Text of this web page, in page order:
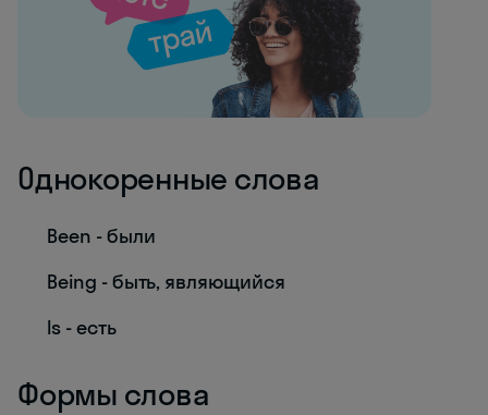
Однокоренные слова
Been - были
Being - быть, являющийся
Is - есть
Формы слова